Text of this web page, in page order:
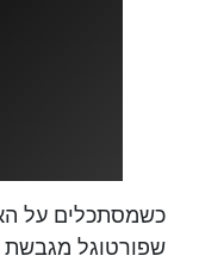
כשמסתכלים על
שפורטוגל מגבשת